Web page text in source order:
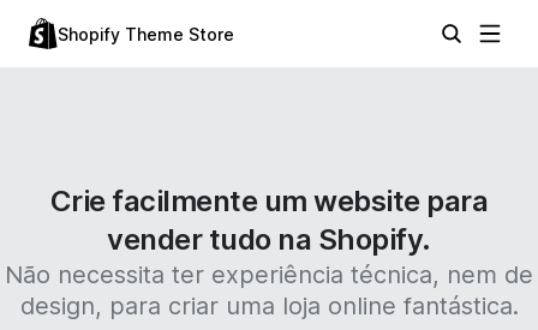
Shopify Theme Store
Crie facilmente um website para
vender tudo na Shopify.
Não necessita ter experiência técnica, nem de
design, para criar uma loja online fantástica.